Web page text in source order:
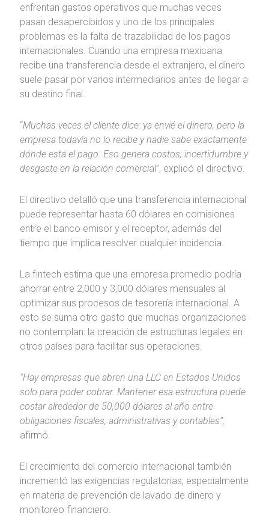
enfrentan gastos operativos que muchas veces
pasan desapercibidos y uno de los principales
problemas es la falta de trazabilidad de los pagos
internacionales. Cuando una empresa mexicana
recibe una transferencia desde el extranjero, el dinero
suele pasar por varios intermediarios antes de llegar a
su destino final.
“Muchas veces el cliente dice: ya envié el dinero, pero la
empresa todavía no lo recibe y nadie sabe exactamente
dónde está el pago. Eso genera costos, incertidumbre y
desgaste en la relación comercial”, explicó el directivo.
El directivo detalló que una transferencia internacional
puede representar hasta 60 dólares en comisiones
entre el banco emisor y el receptor, además del
tiempo que implica resolver cualquier incidencia.
La fintech estima que una empresa promedio podría
ahorrar entre 2,000 y 3,000 dólares mensuales al
optimizar sus procesos de tesorería internacional. A
esto se suma otro gasto que muchas organizaciones
no contemplan: la creación de estructuras legales en
otros países para facilitar sus operaciones.
“Hay empresas que abren una LLC en Estados Unidos
solo para poder cobrar. Mantener esa estructura puede
costar alrededor de 50,000 dólares al año entre
obligaciones fiscales, administrativas y contables”,
afirmó.
El crecimiento del comercio internacional también
incrementó las exigencias regulatorias, especialmente
en materia de prevención de lavado de dinero y
monitoreo financiero.